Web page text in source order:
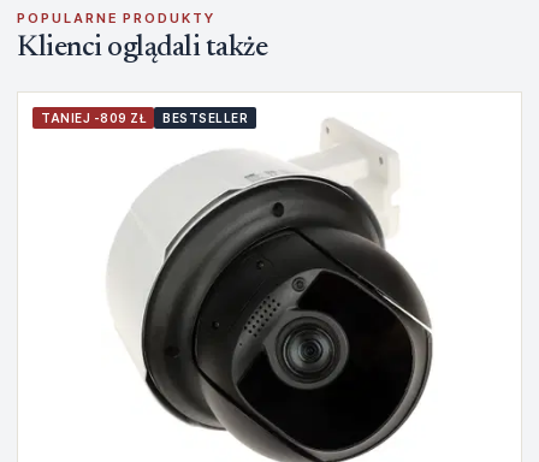
POPULARNE PRODUKTY
Klienci oglądali także
TANIEJ -809 ZŁ BESTSELLER